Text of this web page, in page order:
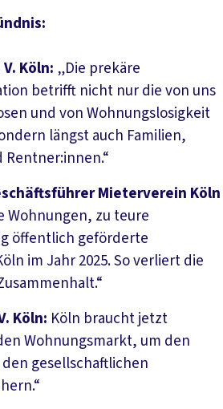
Köln: „Die prekäre
betrifft nicht nur die von uns
und von Wohnungslosigkeit
längst auch Familien,
Mieterverein Köln
Wohnungen, zu teure
öffentlich geförderte
im Jahr 2025. So verliert die
Köln: Köln braucht jetzt
Wohnungsmarkt, um den
gesellschaftlichen